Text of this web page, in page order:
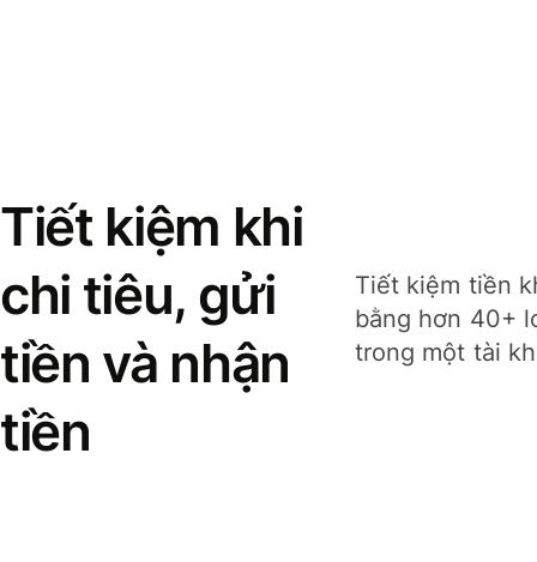
Tiết kiệm khi
chi tiêu, gửi
tiền và nhận
tiền
Tiết kiệm tiền
bằng hơn 40+
trong một tài